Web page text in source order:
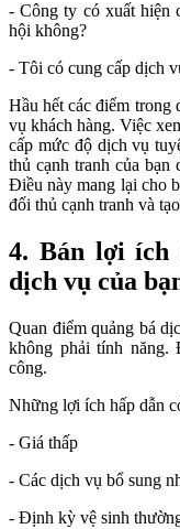
- Công ty có xuất hiện
hội không?
- Tôi có cung cấp dịch
Hầu hết các điểm trong
vụ khách hàng. Việc
cấp mức độ dịch vụ
thủ cạnh tranh của bạn
Điều này mang lại cho
đối thủ cạnh tranh và
4. Bán lợi ích
dịch vụ của
Quan điểm quảng bá
không phải tính
công.
Những lợi ích hấp dẫn
- Giá thấp
- Các dịch vụ bổ sung
- Định kỳ vệ sinh